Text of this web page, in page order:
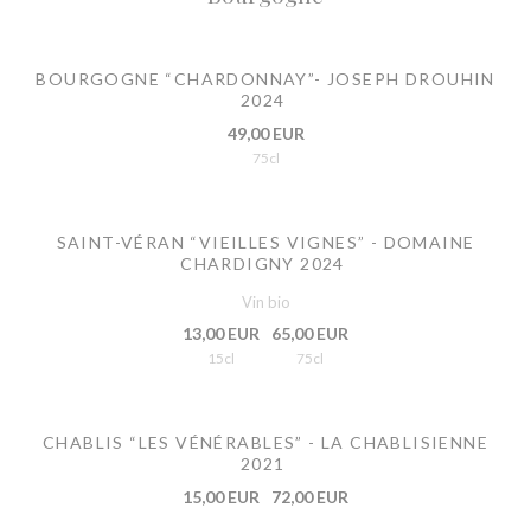
BOURGOGNE “CHARDONNAY”- JOSEPH DROUHIN
2024
49,00 EUR
75cl
SAINT-VÉRAN “VIEILLES VIGNES” - DOMAINE
CHARDIGNY 2024
Vin bio
13,00 EUR
15cl
65,00 EUR
75cl
CHABLIS “LES VÉNÉRABLES” - LA CHABLISIENNE
2021
15,00 EUR
72,00 EUR